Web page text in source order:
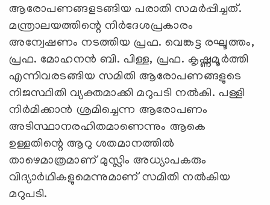
ആരോപണങ്ങളടങ്ങിയ പരാതി സമര്‍പ്പിച്ചത്.
മന്ത്രാലയത്തിന്റെ നിര്‍ദേശപ്രകാരം
അന്വേഷണം നടത്തിയ പ്രഫ. വെങ്കട്ട രഘൂത്തം,
പ്രഫ. മോഹനന്‍ ബി. പിള്ള, പ്രഫ. കൃഷ്ണമൂര്‍ത്തി
എന്നിവരടങ്ങിയ സമിതി ആരോപണങ്ങളുടെ
നിജസ്ഥിതി വ്യക്തമാക്കി മറുപടി നല്‍കി. പള്ളി
നിര്‍മിക്കാന്‍ ശ്രമിച്ചെന്ന ആരോപണം
അടിസ്ഥാനരഹിതമാണെന്നും ആകെ
ഉള്ളതിന്റെ ആറു ശതമാനത്തില്‍
താഴെമാത്രമാണ് മുസ്ലിം അധ്യാപകരും
വിദ്യാര്‍ഥികളുമെന്നുമാണ് സമിതി നല്‍കിയ
മറുപടി.